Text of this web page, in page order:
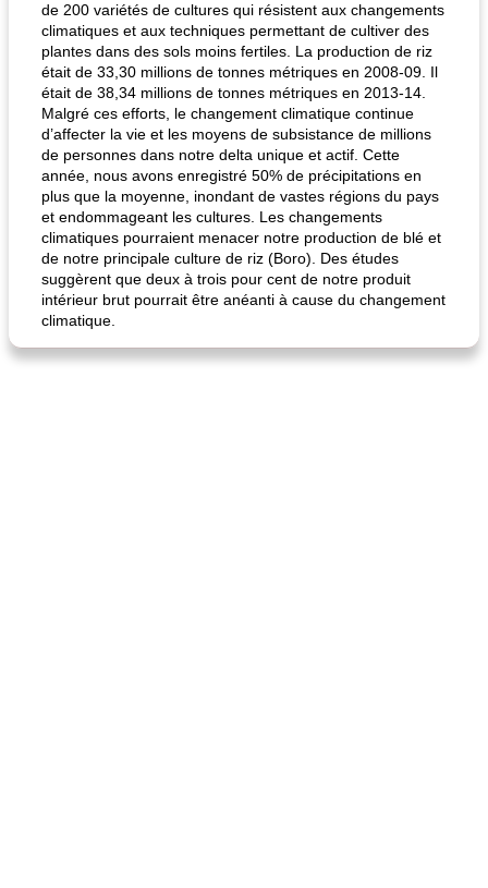
de 200 variétés de cultures qui résistent aux changements
climatiques et aux techniques permettant de cultiver des
plantes dans des sols moins fertiles. La production de riz
était de 33,30 millions de tonnes métriques en 2008-09. Il
était de 38,34 millions de tonnes métriques en 2013-14.
Malgré ces efforts, le changement climatique continue
d’affecter la vie et les moyens de subsistance de millions
de personnes dans notre delta unique et actif. Cette
année, nous avons enregistré 50% de précipitations en
plus que la moyenne, inondant de vastes régions du pays
et endommageant les cultures. Les changements
climatiques pourraient menacer notre production de blé et
de notre principale culture de riz (Boro). Des études
suggèrent que deux à trois pour cent de notre produit
intérieur brut pourrait être anéanti à cause du changement
climatique.